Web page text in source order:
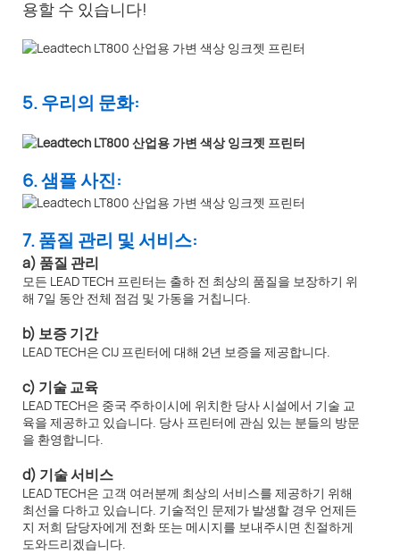
용할 수 있습니다!
5. 우리의 문화:
6. 샘플 사진:
7. 품질 관리 및 서비스:
a) 품질 관리
모든 LEAD TECH 프린터는 출하 전 최상의 품질을 보장하기 위
해 7일 동안 전체 점검 및 가동을 거칩니다.
b) 보증 기간
LEAD TECH은 CIJ 프린터에 대해 2년 보증을 제공합니다.
c) 기술 교육
LEAD TECH은 중국 주하이시에 위치한 당사 시설에서 기술 교
육을 제공하고 있습니다. 당사 프린터에 관심 있는 분들의 방문
을 환영합니다.
d) 기술 서비스
LEAD TECH은 고객 여러분께 최상의 서비스를 제공하기 위해
최선을 다하고 있습니다. 기술적인 문제가 발생할 경우 언제든
지 저희 담당자에게 전화 또는 메시지를 보내주시면 친절하게
도와드리겠습니다.